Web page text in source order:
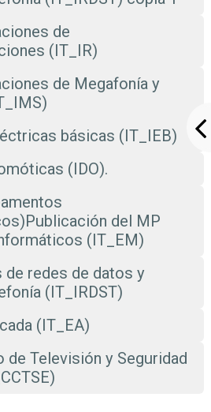
de
(IT_IR)
de Megafonía y
básicas (IT_IEB)
(IDO).
del MP
(IT_EM)
redes de datos y
(IT_IRDST)
(IT_EA)
de Televisión y Seguridad